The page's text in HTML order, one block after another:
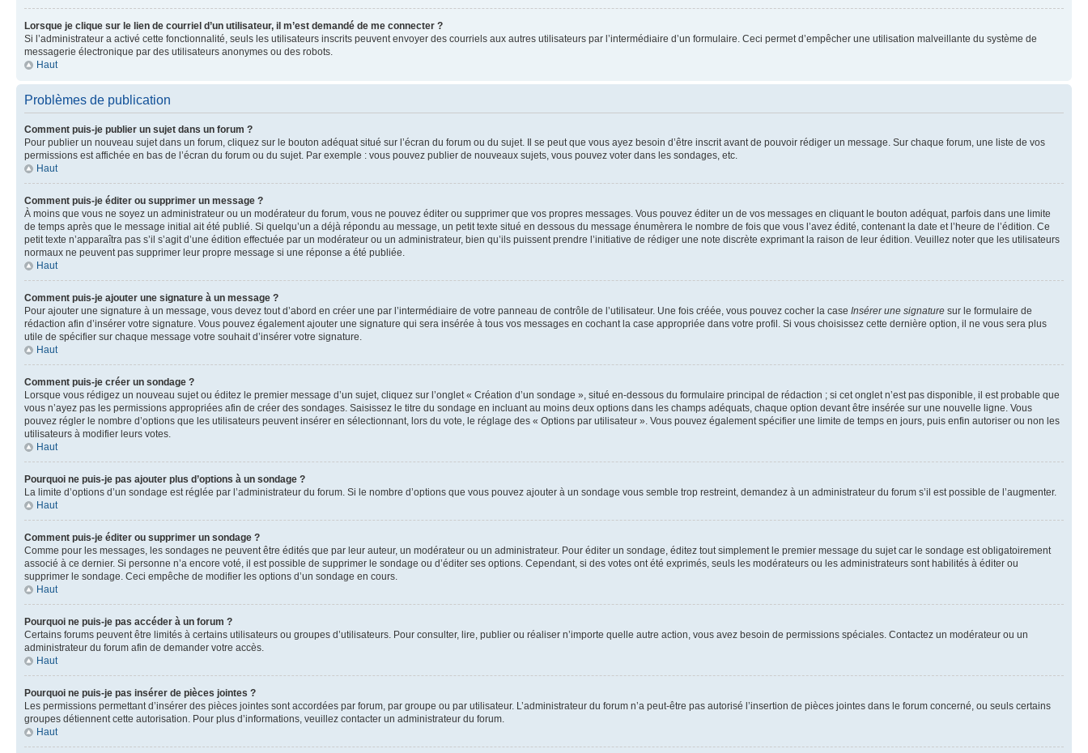
Lorsque je clique sur le lien de courriel d’un utilisateur, il m’est demandé de me connecter ?
Si l’administrateur a activé cette fonctionnalité, seuls les utilisateurs inscrits peuvent envoyer des courriels aux autres utilisateurs par l’intermédiaire d’un formulaire. Ceci permet d’empêcher une utilisation malveillante du système de
messagerie électronique par des utilisateurs anonymes ou des robots.
Haut
Problèmes de publication
Comment puis-je publier un sujet dans un forum ?
Pour publier un nouveau sujet dans un forum, cliquez sur le bouton adéquat situé sur l’écran du forum ou du sujet. Il se peut que vous ayez besoin d’être inscrit avant de pouvoir rédiger un message. Sur chaque forum, une liste de vos
permissions est affichée en bas de l’écran du forum ou du sujet. Par exemple : vous pouvez publier de nouveaux sujets, vous pouvez voter dans les sondages, etc.
Haut
Comment puis-je éditer ou supprimer un message ?
À moins que vous ne soyez un administrateur ou un modérateur du forum, vous ne pouvez éditer ou supprimer que vos propres messages. Vous pouvez éditer un de vos messages en cliquant le bouton adéquat, parfois dans une limite
de temps après que le message initial ait été publié. Si quelqu’un a déjà répondu au message, un petit texte situé en dessous du message énumèrera le nombre de fois que vous l’avez édité, contenant la date et l’heure de l’édition. Ce
petit texte n’apparaîtra pas s’il s’agit d’une édition effectuée par un modérateur ou un administrateur, bien qu’ils puissent prendre l’initiative de rédiger une note discrète exprimant la raison de leur édition. Veuillez noter que les utilisateurs
normaux ne peuvent pas supprimer leur propre message si une réponse a été publiée.
Haut
Comment puis-je ajouter une signature à un message ?
Pour ajouter une signature à un message, vous devez tout d’abord en créer une par l’intermédiaire de votre panneau de contrôle de l’utilisateur. Une fois créée, vous pouvez cocher la case Insérer une signature sur le formulaire de
rédaction afin d’insérer votre signature. Vous pouvez également ajouter une signature qui sera insérée à tous vos messages en cochant la case appropriée dans votre profil. Si vous choisissez cette dernière option, il ne vous sera plus
utile de spécifier sur chaque message votre souhait d’insérer votre signature.
Haut
Comment puis-je créer un sondage ?
Lorsque vous rédigez un nouveau sujet ou éditez le premier message d’un sujet, cliquez sur l’onglet « Création d’un sondage », situé en-dessous du formulaire principal de rédaction ; si cet onglet n’est pas disponible, il est probable que
vous n’ayez pas les permissions appropriées afin de créer des sondages. Saisissez le titre du sondage en incluant au moins deux options dans les champs adéquats, chaque option devant être insérée sur une nouvelle ligne. Vous
pouvez régler le nombre d’options que les utilisateurs peuvent insérer en sélectionnant, lors du vote, le réglage des « Options par utilisateur ». Vous pouvez également spécifier une limite de temps en jours, puis enfin autoriser ou non les
utilisateurs à modifier leurs votes.
Haut
Pourquoi ne puis-je pas ajouter plus d’options à un sondage ?
La limite d’options d’un sondage est réglée par l’administrateur du forum. Si le nombre d’options que vous pouvez ajouter à un sondage vous semble trop restreint, demandez à un administrateur du forum s’il est possible de l’augmenter.
Haut
Comment puis-je éditer ou supprimer un sondage ?
Comme pour les messages, les sondages ne peuvent être édités que par leur auteur, un modérateur ou un administrateur. Pour éditer un sondage, éditez tout simplement le premier message du sujet car le sondage est obligatoirement
associé à ce dernier. Si personne n’a encore voté, il est possible de supprimer le sondage ou d’éditer ses options. Cependant, si des votes ont été exprimés, seuls les modérateurs ou les administrateurs sont habilités à éditer ou
supprimer le sondage. Ceci empêche de modifier les options d’un sondage en cours.
Haut
Pourquoi ne puis-je pas accéder à un forum ?
Certains forums peuvent être limités à certains utilisateurs ou groupes d’utilisateurs. Pour consulter, lire, publier ou réaliser n’importe quelle autre action, vous avez besoin de permissions spéciales. Contactez un modérateur ou un
administrateur du forum afin de demander votre accès.
Haut
Pourquoi ne puis-je pas insérer de pièces jointes ?
Les permissions permettant d’insérer des pièces jointes sont accordées par forum, par groupe ou par utilisateur. L’administrateur du forum n’a peut-être pas autorisé l’insertion de pièces jointes dans le forum concerné, ou seuls certains
groupes détiennent cette autorisation. Pour plus d’informations, veuillez contacter un administrateur du forum.
Haut